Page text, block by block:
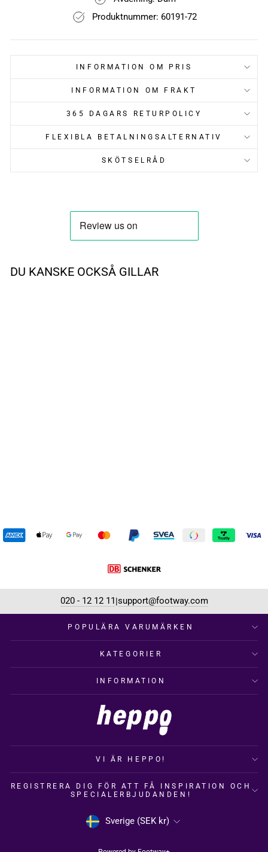
Produktnummer: 60191-72
INFORMATION OM PRIS
INFORMATION OM FRAKT
365 DAGARS RETURPOLICY
FLEXIBLA BETALNINGSALTERNATIV
SKÖTSELRÅD
DU KANSKE OCKSÅ GILLAR
020 - 12 12 11 |support@footway.com
POPULÄRA VARUMÄRKEN
KATEGORIER
INFORMATION
VI ÄR HEPPO!
REGISTRERA DIG FÖR ATT FÅ INSPIRATION OCH
SPECIALERBJUDANDEN!
VALUTA
Sverige (SEK kr)